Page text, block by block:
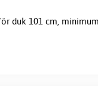
duk 101 cm,